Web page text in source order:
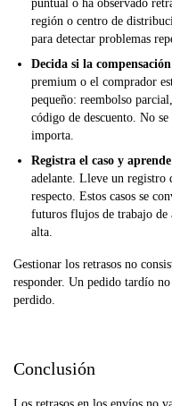
puntual o ha observado
región o centro de
para detectar problemas
Decida si la
premium o el comprador
pequeño: reembolso
código de descuento. No
importa.
Registra el caso y
adelante. Lleve un registro
respecto. Estos casos se
futuros flujos de trabajo de
alta.
Gestionar los retrasos no
responder. Un pedido tardío
perdido.
Conclusión